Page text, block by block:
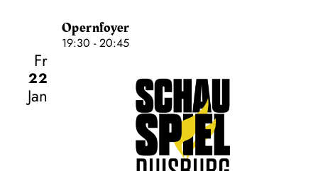
Opernfoyer
19:30 - 20:45
Fr
22
Jan